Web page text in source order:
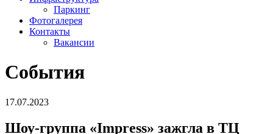
Паркинг
Фотогалерея
Контакты
Вакансии
События
17.07.2023
Шоу-группа «Impress» зажгла в ТЦ